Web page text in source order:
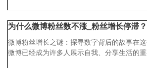
为什么微博粉丝数不涨_粉丝增长停滞？
微博粉丝增长之谜：探寻数字背后的故事在
微博已经成为许多人展示自我、分享生活的